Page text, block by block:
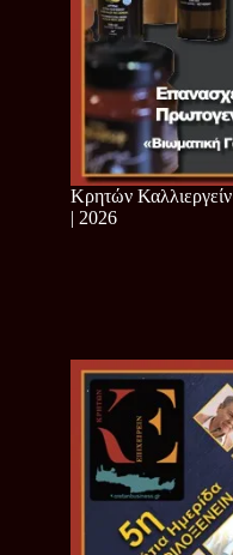
Κρητών Καλλιεργείν
| 2026